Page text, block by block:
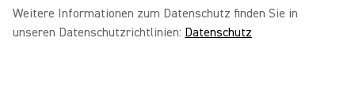
Weitere Informationen zum Datenschutz finden Sie in
unseren Datenschutzrichtlinien: Datenschutz